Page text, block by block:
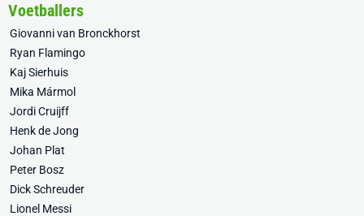
Voetballers
Giovanni van Bronckhorst
Ryan Flamingo
Kaj Sierhuis
Mika Mármol
Jordi Cruijff
Henk de Jong
Johan Plat
Peter Bosz
Dick Schreuder
Lionel Messi